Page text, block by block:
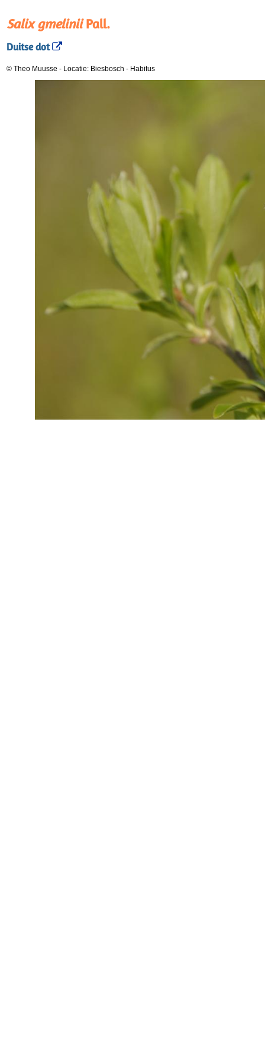
Salix gmeliniiPall.
Duitse dot
© Theo Muusse - Locatie: Biesbosch - Habitus